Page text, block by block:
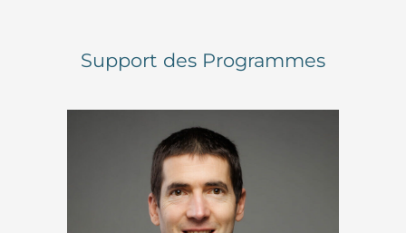
Support des Programmes